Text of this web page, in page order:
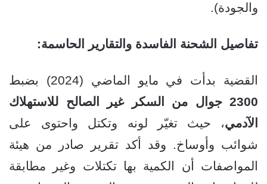
والجودة).
تفاصيل الشحنة الفاسدة والتقارير الحاسمة:
القضية بدأت في مايو الماضي (2024) بضبط
2300 جوال من السكر غير الصالح للاستهلاك
الآدمي، حيث تغيّر لونه وتكتل واحتوى على
شوائب وأوساخ. وقد أكد تقرير صادر من هيئة
المواصفات أن الكمية بها تكتلات وغير مطابقة